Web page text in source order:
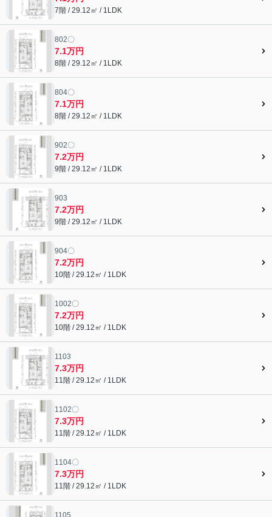
7階 / 29.12㎡ / 1LDK
802〇
7.1万円
8階 / 29.12㎡ / 1LDK
804〇
7.1万円
8階 / 29.12㎡ / 1LDK
902〇
7.2万円
9階 / 29.12㎡ / 1LDK
903
7.2万円
9階 / 29.12㎡ / 1LDK
904〇
7.2万円
10階 / 29.12㎡ / 1LDK
1002〇
7.2万円
10階 / 29.12㎡ / 1LDK
1103
7.3万円
11階 / 29.12㎡ / 1LDK
1102〇
7.3万円
11階 / 29.12㎡ / 1LDK
1104〇
7.3万円
11階 / 29.12㎡ / 1LDK
1105